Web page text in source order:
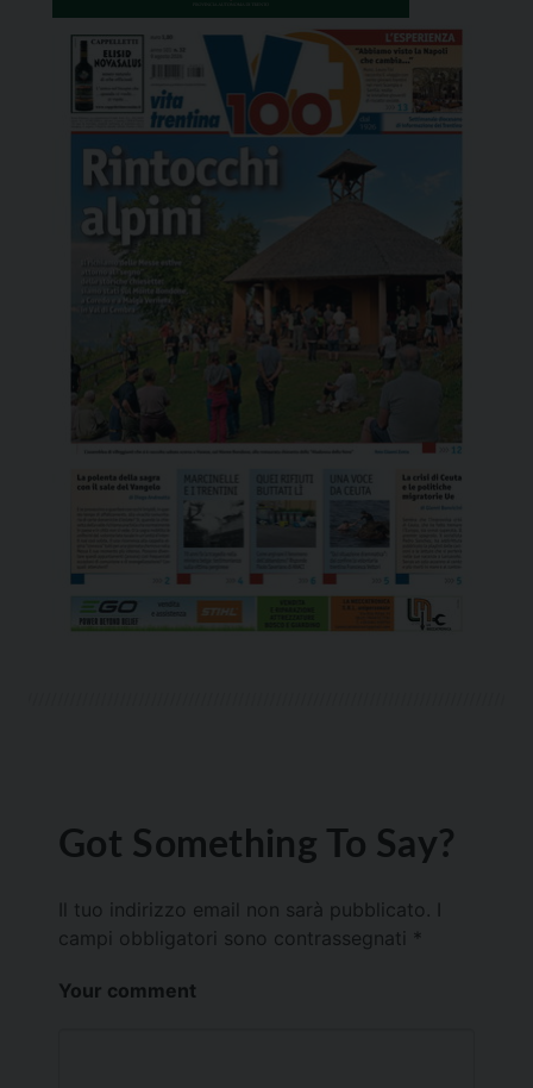
Got Something To Say?
Il tuo indirizzo email non sarà pubblicato.
campi obbligatori sono contrassegnati *
Your comment